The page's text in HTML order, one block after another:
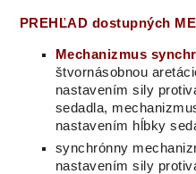
PREHĽAD dostupných
Mechanizmus
štvornásobnou
nastavením sily
sedadla,
nastavením hĺbky
synchrónny
nastavením sily